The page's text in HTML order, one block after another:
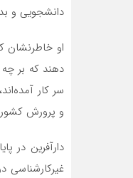
دانشجویی و
او خاطرنشان
دهند که بر چه
سر کار
و پرورش کشور
دارآفرین در